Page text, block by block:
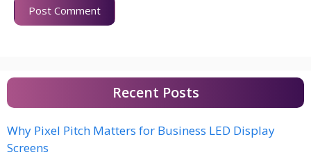
Recent Posts
Why Pixel Pitch Matters for Business LED Display
Screens